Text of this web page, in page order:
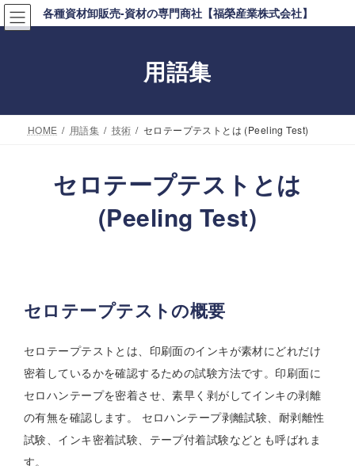
コ
ン
ナ
ビ
各種資材卸販売-資材の専門商社【福榮産業株式会社】
用語集
HOME 用語集 技術 セロテープテストとは (Peeling Test)
セロテープテストとは
(Peeling Test)
セロテープテストの概要
セロテープテストとは、印刷面のインキが素材にどれだけ
密着しているかを確認するための試験方法です。印刷面に
セロハンテープを密着させ、素早く剥がしてインキの剥離
の有無を確認します。 セロハンテープ剥離試験、耐剥離性
試験、インキ密着試験、テープ付着試験などとも呼ばれま
す。